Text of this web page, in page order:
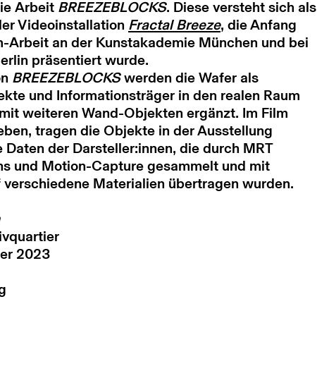
Arbeit BREEZEBLOCKS. Diese versteht sich als
Videoinstallation Fractal Breeze, die Anfang
Arbeit an der Kunstakademie München und bei
präsentiert wurde.
BREEZEBLOCKSwerden die Wafer als
und Informationsträger in den realen Raum
weiteren Wand-Objekten ergänzt. Im Film
tragen die Objekte in der Ausstellung
Daten der Darsteller:innen, die durch MRT
und Motion-Capture gesammelt und mit
verschiedene Materialien übertragen wurden.
2023